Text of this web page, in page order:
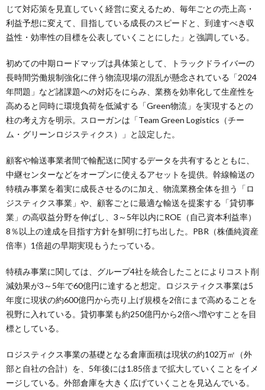
じて対応策を見直していく経営に変えるため、毎年ごとの売上高・
利益予想に変えて、目指している成長のスピードと、到達すべき収
益性・効率性の目標を公表していくことにした」と強調している。
初めての中期ロードマップは具体策として、トラックドライバーの
長時間労働規制強化に伴う物流現場の混乱が懸念されている「2024
年問題」など諸課題への対応をにらみ、業務を効率化して生産性を
高めると同時に環境負荷を低減する「Green物流」を実現するとの
柱の考え方を明示。スローガンは「Team Green Logistics（チー
ム・グリーンロジスティクス）」と設定した。
顧客や輸送事業者間で輸配送に関するデータを共有するとともに、
中継センターなどをオープンに使えるアセットを提供。幹線輸送の
特積み事業を着実に成長させるのに加え、物流業務全体を担う「ロ
ジスティクス事業」や、顧客ごとに最適な輸送を提案する「貸切事
業」の高収益分野を伸ばし、3～5年以内にROE（自己資本利益率）
8％以上の達成を目指す方針を鮮明に打ち出した。PBR（株価純資産
倍率）1倍超の早期実現もうたっている。
特積み事業に関しては、グループ4社を統合したことによりコスト削
減効果が3～5年で60億円に達すると想定。ロジスティクス事業は5
年度に現状の約600億円から売り上げ規模を2倍にまで高めることを
視野に入れている。貸切事業も約250億円から2倍へ増やすことを目
標としている。
ロジスティクス事業の基礎となる倉庫面積は現状の約102万㎡（外
部と自社の合計）を、5年後には1.85倍まで拡大していくことをイメ
ージしている。外部倉庫を大きく広げていくことを見込んでいる。